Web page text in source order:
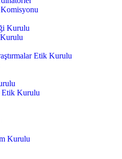
Kurulu
Etik Kurulu
Etik Kurulu
Kurulu